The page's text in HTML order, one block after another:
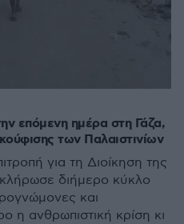
επόμενη ημέρα στη Γάζα,
των Παλαιστινίων
για τη Διοίκηση της
διήμερο κύκλο
και
η ανθρωπιστική κρίση κι